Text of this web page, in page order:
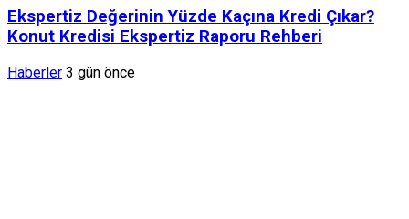
Ekspertiz Değerinin Yüzde Kaçına Kredi Çıkar?
Konut Kredisi Ekspertiz Raporu Rehberi
Haberler 3 gün önce